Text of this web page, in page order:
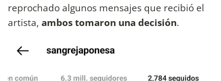
reprochado algunos mensajes que recibió el
artista, ambos tomaron una decisión.